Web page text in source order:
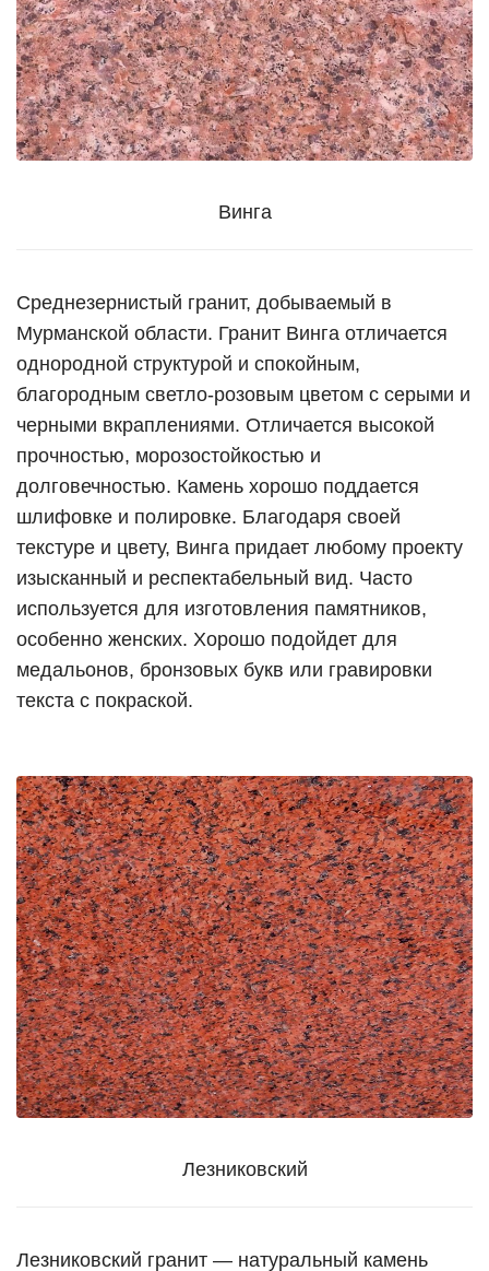
Винга
Среднезернистый гранит, добываемый в
Мурманской области. Гранит Винга отличается
однородной структурой и спокойным,
благородным светло-розовым цветом с серыми и
черными вкраплениями. Отличается высокой
прочностью, морозостойкостью и
долговечностью. Камень хорошо поддается
шлифовке и полировке. Благодаря своей
текстуре и цвету, Винга придает любому проекту
изысканный и респектабельный вид. Часто
используется для изготовления памятников,
особенно женских. Хорошо подойдет для
медальонов, бронзовых букв или гравировки
текста с покраской.
Лезниковский
Лезниковский гранит — натуральный камень